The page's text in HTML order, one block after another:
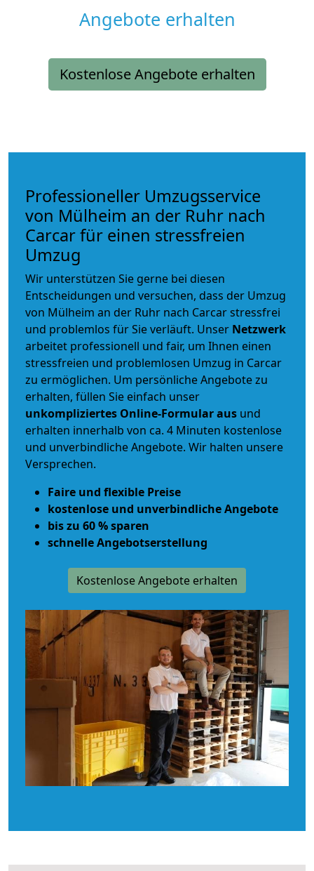
Angebote erhalten
Kostenlose Angebote erhalten
Professioneller Umzugsservice
von Mülheim an der Ruhr nach
Carcar für einen stressfreien
Umzug
Wir unterstützen Sie gerne bei diesen
Entscheidungen und versuchen, dass der Umzug
von Mülheim an der Ruhr nach Carcar stressfrei
und problemlos für Sie verläuft. Unser Netzwerk
arbeitet professionell und fair, um Ihnen einen
stressfreien und problemlosen Umzug in Carcar
zu ermöglichen. Um persönliche Angebote zu
erhalten, füllen Sie einfach unser
unkompliziertes Online-Formular aus und
erhalten innerhalb von ca. 4 Minuten kostenlose
und unverbindliche Angebote. Wir halten unsere
Versprechen.
Faire und flexible Preise
kostenlose und unverbindliche Angebote
bis zu 60 % sparen
schnelle Angebotserstellung
Kostenlose Angebote erhalten